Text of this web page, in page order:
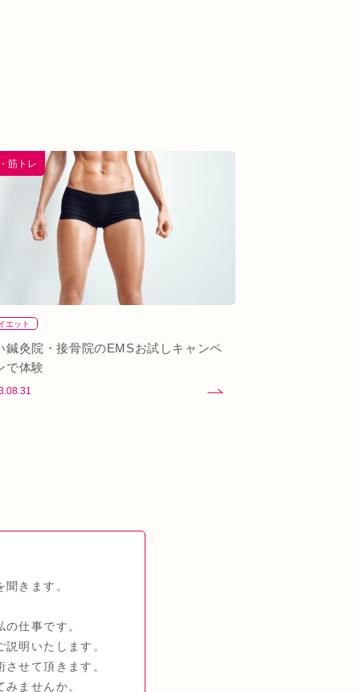
筋トレ
エット
鍼灸院・接骨院のEMSお試しキャンペ
で体験
きます。
仕事です。
明いたします。
せて頂きます。
ませんか。